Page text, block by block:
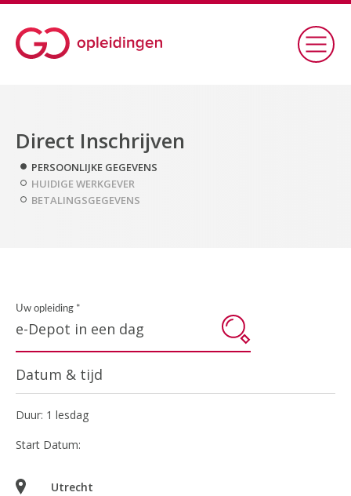
Direct Inschrijven
PERSOONLIJKE GEGEVENS
HUIDIGE WERKGEVER
BETALINGSGEGEVENS
Uw opleiding *
Datum & tijd
Duur: 1 lesdag
Start Datum:
Utrecht